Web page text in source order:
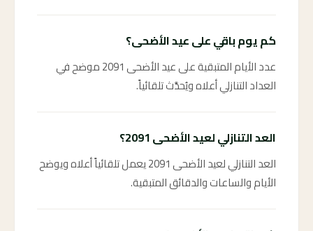
كم يوم باقي على عيد الأضحى؟
عدد الأيام المتبقية على عيد الأضحى 2091 موضح في
العداد التنازلي أعلاه ويُحدَّث تلقائياً.
العد التنازلي لعيد الأضحى 2091؟
العد التنازلي لعيد الأضحى 2091 يعمل تلقائياً أعلاه ويوضح
الأيام والساعات والدقائق المتبقية.